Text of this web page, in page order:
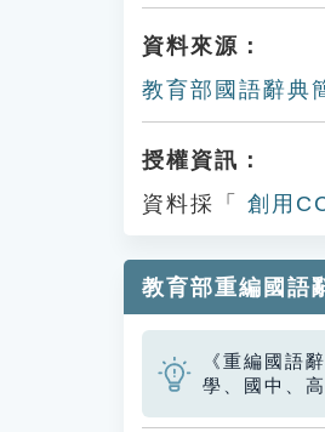
資料來源：
教育部國語辭典
授權資訊：
資料採「
創用
教育部重編國語
《重編國語
學、國中、